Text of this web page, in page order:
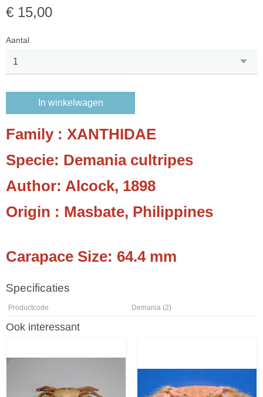
€ 15,00
Aantal
In winkelwagen
Family : XANTHIDAE
Specie: Demania cultripes
Author: Alcock, 1898
Origin : Masbate, Philippines
Carapace Size: 64.4 mm
Specificaties
Productcode Demania (2)
Ook interessant